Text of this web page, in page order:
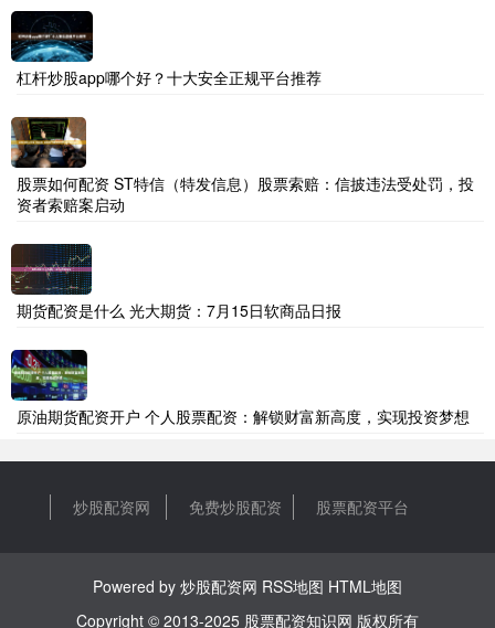
杠杆炒股app哪个好？十大安全正规平台推荐
股票如何配资 ST特信（特发信息）股票索赔：信披违法受处罚，投
资者索赔案启动
期货配资是什么 光大期货：7月15日软商品日报
原油期货配资开户 个人股票配资：解锁财富新高度，实现投资梦想
炒股配资网 免费炒股配资 股票配资平台
Powered by 炒股配资网 RSS地图 HTML地图
Copyright © 2013-2025 股票配资知识网 版权所有